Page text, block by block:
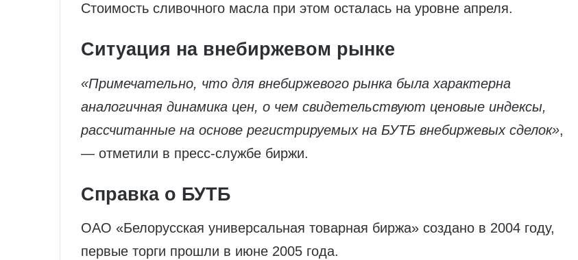
Стоимость сливочного масла при этом осталась на уровне апреля.
Ситуация на внебиржевом рынке
«Примечательно, что для внебиржевого рынка была характерна
аналогичная динамика цен, о чем свидетельствуют ценовые индексы,
рассчитанные на основе регистрируемых на БУТБ внебиржевых сделок»,
— отметили в пресс-службе биржи.
Справка о БУТБ
ОАО «Белорусская универсальная товарная биржа» создано в 2004 году,
первые торги прошли в июне 2005 года.